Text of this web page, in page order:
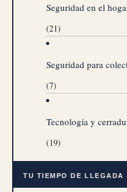
Seguridad en el
(21)
Seguridad para
(7)
Tecnología y
(19)
TU TIEMPO DE LLEGADA